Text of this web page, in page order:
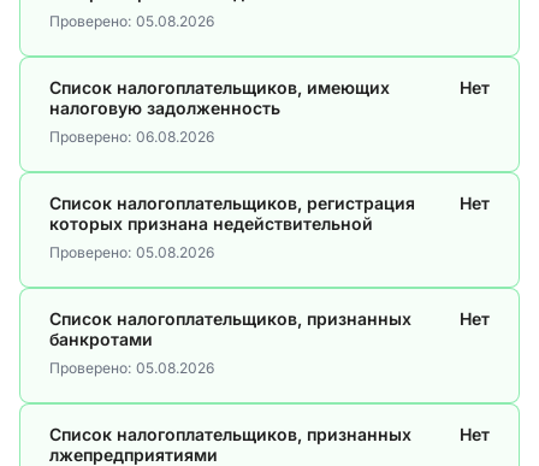
Проверено: 05.08.2026
Список налогоплательщиков, имеющих
налоговую задолженность
Нет
Проверено: 06.08.2026
Список налогоплательщиков, регистрация
которых признана недействительной
Нет
Проверено: 05.08.2026
Список налогоплательщиков, признанных
банкротами
Нет
Проверено: 05.08.2026
Список налогоплательщиков, признанных
лжепредприятиями
Нет